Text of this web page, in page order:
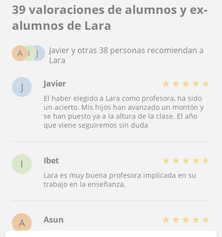
39 valoraciones de alumnos y ex-
alumnos de Lara
J
I
A
Javier y otras 38 personas recomiendan a
Lara
J Javier ★ ★ ★ ★ ★
El haber elegido a Lara como profesora, ha sido
un acierto. Mis hijos han avanzado un montón y
se han puesto ya a la altura de la clase. El año
que viene seguiremos sin duda
I Ibet ★ ★ ★ ★ ★
Lara es muy buena profesora implicada en su
trabajo en la enseñanza.
A Asun ★ ★ ★ ★ ★